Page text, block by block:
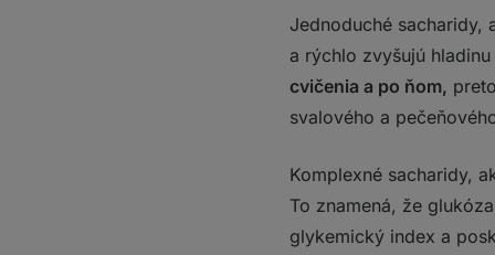
Jednoduché sacharidy,
a rýchlo zvyšujú
cvičenia a po ňom,
svalového a
Komplexné sacharidy,
To znamená, že
glykemický index a